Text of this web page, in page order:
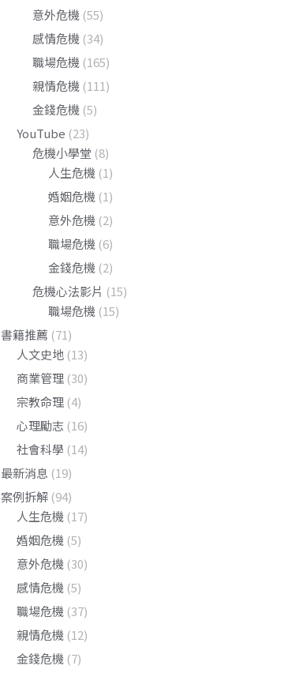
意外危機 (55)
感情危機 (34)
職場危機 (165)
親情危機 (111)
金錢危機 (5)
YouTube (23)
危機小學堂 (8)
人生危機 (1)
婚姻危機 (1)
意外危機 (2)
職場危機 (6)
金錢危機 (2)
危機心法影片 (15)
職場危機 (15)
書籍推薦 (71)
人文史地 (13)
商業管理 (30)
宗教命理 (4)
心理勵志 (16)
社會科學 (14)
最新消息 (19)
案例拆解 (94)
人生危機 (17)
婚姻危機 (5)
意外危機 (30)
感情危機 (5)
職場危機 (37)
親情危機 (12)
金錢危機 (7)